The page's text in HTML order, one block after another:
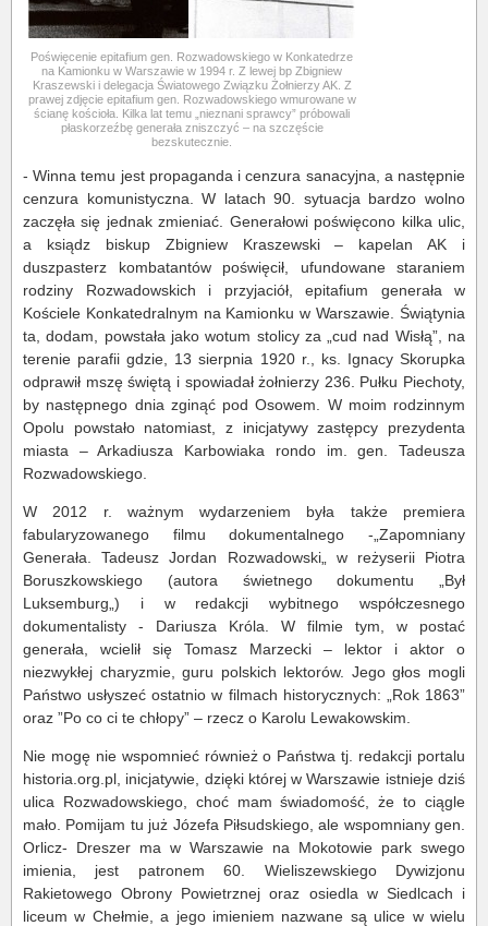
Poświęcenie epitafium gen. Rozwadowskiego w Konkatedrze
na Kamionku w Warszawie w 1994 r. Z lewej bp Zbigniew
Kraszewski i delegacja Światowego Związku Żołnierzy AK. Z
prawej zdjęcie epitafium gen. Rozwadowskiego wmurowane w
ścianę kościoła. Kilka lat temu „nieznani sprawcy” próbowali
płaskorzeźbę generała zniszczyć – na szczęście
bezskutecznie.
- Winna temu jest propaganda i cenzura sanacyjna, a następnie
cenzura komunistyczna. W latach 90. sytuacja bardzo wolno
zaczęła się jednak zmieniać. Generałowi poświęcono kilka ulic,
a ksiądz biskup Zbigniew Kraszewski – kapelan AK i
duszpasterz kombatantów poświęcił, ufundowane staraniem
rodziny Rozwadowskich i przyjaciół, epitafium generała w
Kościele Konkatedralnym na Kamionku w Warszawie. Świątynia
ta, dodam, powstała jako wotum stolicy za „cud nad Wisłą”, na
terenie parafii gdzie, 13 sierpnia 1920 r., ks. Ignacy Skorupka
odprawił mszę świętą i spowiadał żołnierzy 236. Pułku Piechoty,
by następnego dnia zginąć pod Osowem. W moim rodzinnym
Opolu powstało natomiast, z inicjatywy zastępcy prezydenta
miasta – Arkadiusza Karbowiaka rondo im. gen. Tadeusza
Rozwadowskiego.
W 2012 r. ważnym wydarzeniem była także premiera
fabularyzowanego filmu dokumentalnego -„Zapomniany
Generała. Tadeusz Jordan Rozwadowski„ w reżyserii Piotra
Boruszkowskiego (autora świetnego dokumentu „Był
Luksemburg„) i w redakcji wybitnego współczesnego
dokumentalisty - Dariusza Króla. W filmie tym, w postać
generała, wcielił się Tomasz Marzecki – lektor i aktor o
niezwykłej charyzmie, guru polskich lektorów. Jego głos mogli
Państwo usłyszeć ostatnio w filmach historycznych: „Rok 1863”
oraz ”Po co ci te chłopy” – rzecz o Karolu Lewakowskim.
Nie mogę nie wspomnieć również o Państwa tj. redakcji portalu
historia.org.pl, inicjatywie, dzięki której w Warszawie istnieje dziś
ulica Rozwadowskiego, choć mam świadomość, że to ciągle
mało. Pomijam tu już Józefa Piłsudskiego, ale wspomniany gen.
Orlicz- Dreszer ma w Warszawie na Mokotowie park swego
imienia, jest patronem 60. Wieliszewskiego Dywizjonu
Rakietowego Obrony Powietrznej oraz osiedla w Siedlcach i
liceum w Chełmie, a jego imieniem nazwane są ulice w wielu